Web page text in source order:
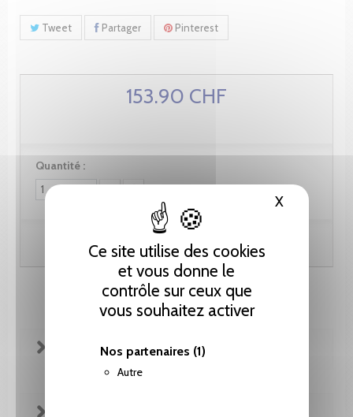
Ce site utilise des cookies
et vous donne le
contrôle sur ceux que
vous souhaitez activer
Nos partenaires (1)
Autre
XMasquer
Tweet Partager Pinterest
153.90 CHF
Quantité :
Ajouter au panier
FICHE TECHNIQUE